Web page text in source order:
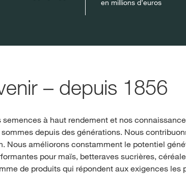
en millions d’euros
– depuis 1856
semences à haut rendement et nos
depuis des générations. Nous
Nous améliorons constamment le potentiel
pour maïs, betteraves sucrières,
de produits qui répondent aux exigences